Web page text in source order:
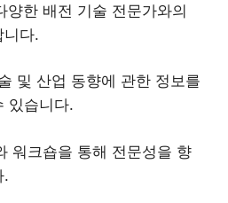
양한 배전 기술 전문가와의
니다.
및 산업 동향에 관한 정보를
있습니다.
워크숍을 통해 전문성을 향
.